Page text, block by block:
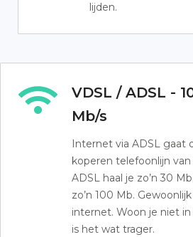
lijden.
VDSL / ADSL -
Mb/s
Internet via ADSL gaat
koperen telefoonlijn
ADSL haal je zo’n 30
zo’n 100 Mb.
internet. Woon je niet
is het wat trager.